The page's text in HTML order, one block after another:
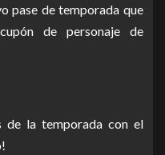
pase de temporada que
de personaje de
de la temporada con el